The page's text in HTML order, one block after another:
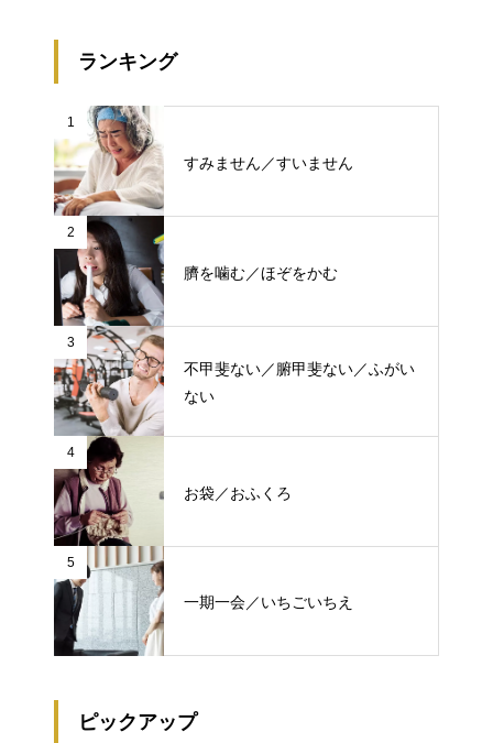
ランキング
1
すみません／すいません
2
臍を噛む／ほぞをかむ
3
不甲斐ない／腑甲斐ない／ふがい
ない
4
お袋／おふくろ
5
一期一会／いちごいちえ
ピックアップ